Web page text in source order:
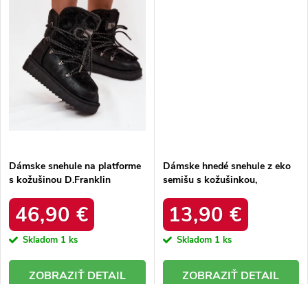
Dámske snehule na platforme
s kožušinou D.Franklin
46,90 €
Skladom 1 ks
DETAIL
Dámske hnedé snehule z eko
semišu s kožušinkou,
LEOPARD
13,90 €
Skladom 1 ks
DETAIL